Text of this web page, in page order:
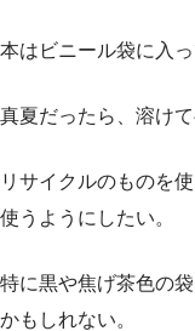
本はビニール袋に入
真夏だったら、溶け
リサイクルのものを
使うようにしたい。
特に黒や焦げ茶色の
かもしれない。